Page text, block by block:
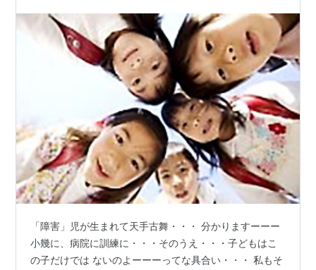
「障害」児が生まれて天手古舞・・・ 分かりますーーー
小幾に、病院に訓練に・・・そのうえ・・・子どもはこ
の子だけでは ないのよーーーってな具合い・・・ 私もそ